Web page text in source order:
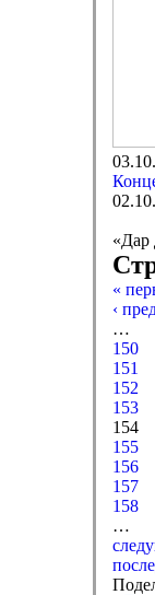
«Дар
«
‹
…
150
151
152
153
154
155
156
157
158
…